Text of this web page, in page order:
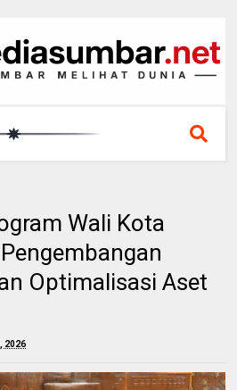
Wali Kota
Optimalisasi Aset
2026